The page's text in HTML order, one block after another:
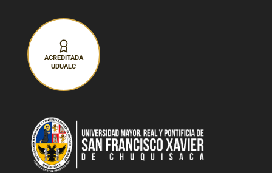
ACREDITADA
UDUALC